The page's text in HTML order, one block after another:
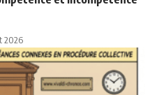
2026